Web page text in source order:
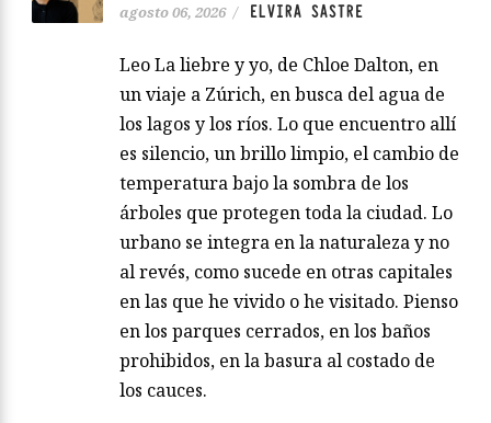
agosto 06, 2026 / ELVIRA SASTRE
Leo La liebre y yo, de Chloe Dalton, en
un viaje a Zúrich, en busca del agua de
los lagos y los ríos. Lo que encuentro allí
es silencio, un brillo limpio, el cambio de
temperatura bajo la sombra de los
árboles que protegen toda la ciudad. Lo
urbano se integra en la naturaleza y no
al revés, como sucede en otras capitales
en las que he vivido o he visitado. Pienso
en los parques cerrados, en los baños
prohibidos, en la basura al costado de
los cauces.